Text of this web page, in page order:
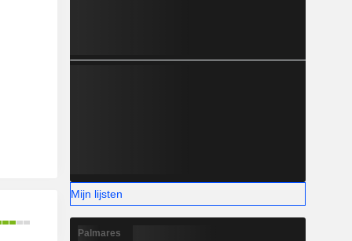
Mijn lijsten
Palmares